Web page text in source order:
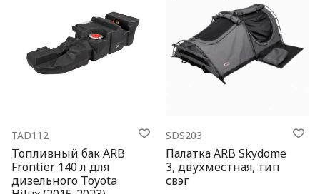
TAD112
Топливный бак ARB
Frontier 140 л для
дизельного Toyota
SDS203
Палатка ARB Skydome
3, двухместная, тип
свэг